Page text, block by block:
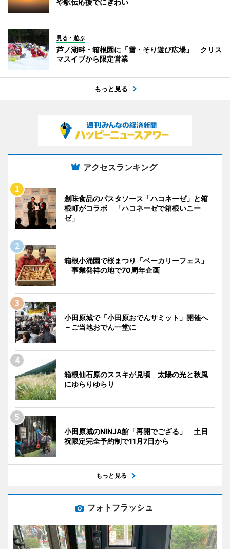
見る・遊ぶ
芦ノ湖畔・箱根園に「雪・そり遊び広場」 クリス
マスイブから限定営業
もっと見る
アクセスランキング
創味食品のパスタソース「ハコネーゼ」と箱
根町がコラボ 「ハコネーゼで箱根いこー
ゼ」
箱根小涌園で桜まつり「ベーカリーフェス」
事業発祥の地で70周年企画
小田原城で「小田原おでんサミット」開催へ
－ご当地おでん一堂に
箱根仙石原のススキが見頃 太陽の光と秋風
にゆらりゆらり
小田原城のNINJA館「再開でござる」 土日
祝限定完全予約制で11月7日から
もっと見る
フォトフラッシュ